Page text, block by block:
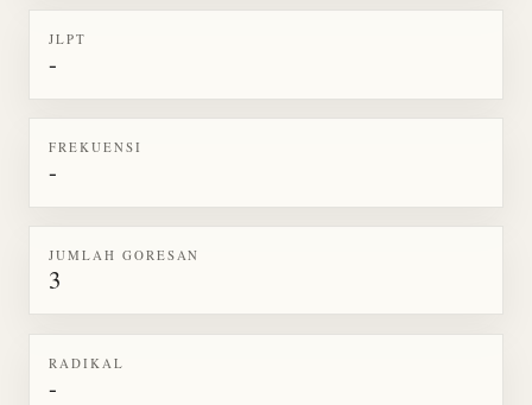
JLPT
-
FREKUENSI
-
JUMLAH GORESAN
3
RADIKAL
-